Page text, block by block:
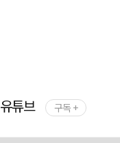
유튜브 구독 +